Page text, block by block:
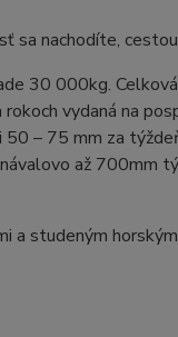
nachodíte,
30 000kg.
vydaná na
– 75 mm za
až 700mm
studeným